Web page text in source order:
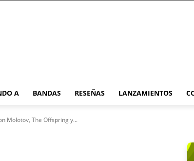
A BANDAS RESEÑAS LANZAMIENTOS
Molotov, The Offspring y...